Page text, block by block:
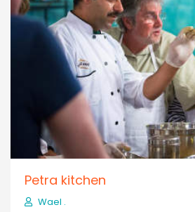
Petra kitchen
Wael .